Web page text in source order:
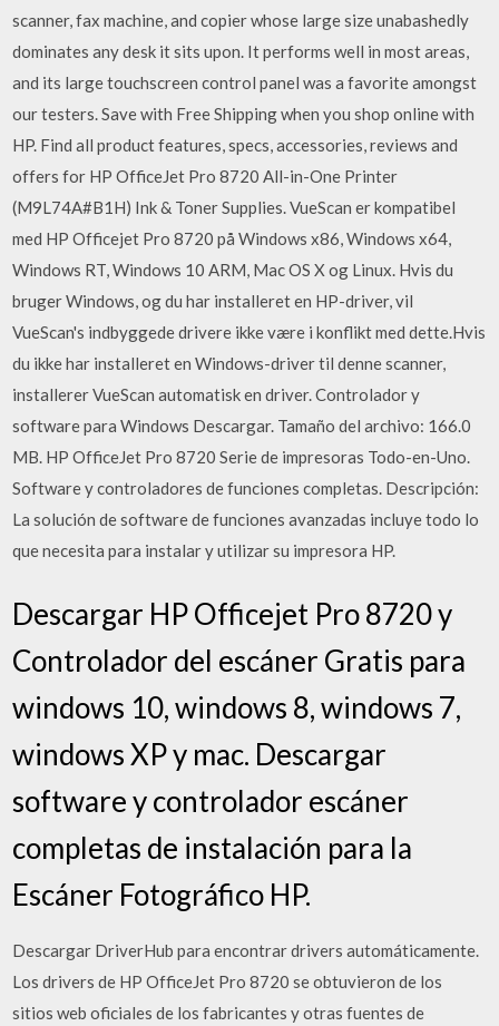
scanner, fax machine, and copier whose large size unabashedly
dominates any desk it sits upon. It performs well in most areas,
and its large touchscreen control panel was a favorite amongst
our testers. Save with Free Shipping when you shop online with
HP. Find all product features, specs, accessories, reviews and
offers for HP OfficeJet Pro 8720 All-in-One Printer
(M9L74A#B1H) Ink & Toner Supplies. VueScan er kompatibel
med HP Officejet Pro 8720 på Windows x86, Windows x64,
Windows RT, Windows 10 ARM, Mac OS X og Linux. Hvis du
bruger Windows, og du har installeret en HP-driver, vil
VueScan's indbyggede drivere ikke være i konflikt med dette.Hvis
du ikke har installeret en Windows-driver til denne scanner,
installerer VueScan automatisk en driver. Controlador y
software para Windows Descargar. Tamaño del archivo: 166.0
MB. HP OfficeJet Pro 8720 Serie de impresoras Todo-en-Uno.
Software y controladores de funciones completas. Descripción:
La solución de software de funciones avanzadas incluye todo lo
que necesita para instalar y utilizar su impresora HP.
Descargar HP Officejet Pro 8720 y
Controlador del escáner Gratis para
windows 10, windows 8, windows 7,
windows XP y mac. Descargar
software y controlador escáner
completas de instalación para la
Escáner Fotográfico HP.
Descargar DriverHub para encontrar drivers automáticamente.
Los drivers de HP OfficeJet Pro 8720 se obtuvieron de los
sitios web oficiales de los fabricantes y otras fuentes de